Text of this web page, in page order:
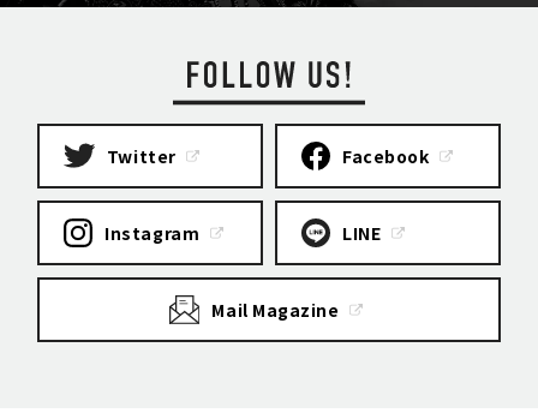
Twitter Facebook
Instagram LINE
Mail Magazine